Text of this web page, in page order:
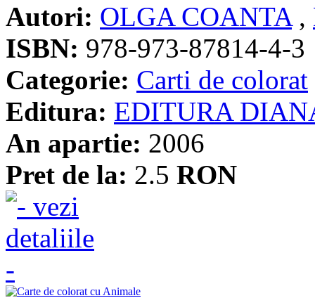
Autori: OLGA COANTA,
ISBN: 978-973-87814-4-3
Categorie: Carti de colorat
Editura: EDITURA
An apartie: 2006
Pret de la: 2.5 RON